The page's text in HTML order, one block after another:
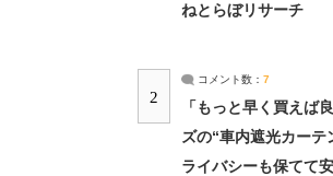
ねとらぼリサーチ
2
コメント数： 7
「もっと早く買え
ズの“車内遮光カー
ライバシーも保てて